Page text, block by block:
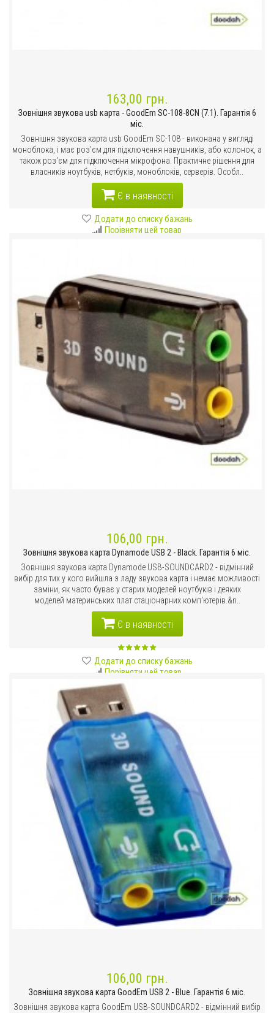
163,00 грн.
Зовнішня звукова usb карта - GoodEm SC-108-8CN (7.1). Гарантія 6
міс.
Зовнішня звукова карта usb GoodEm SC-108 - виконана у вигляді
моноблока, і має роз'єм для підключення навушників, або колонок, а
також роз'єм для підключення мікрофона. Практичне рішення для
власників ноутбуків, нетбуків, моноблоків, серверів. Особл..
Є в наявності
Додати до списку бажань
Порівняти цей товар
106,00 грн.
Зовнішня звукова карта Dynamode USB 2 - Black. Гарантія 6 міс.
Зовнішня звукова карта Dynamode USB-SOUNDCARD2 - відмінний
вибір для тих у кого вийшла з ладу звукова карта і немає можливості
заміни, як часто буває у старих моделей ноутбуків і деяких
моделей материнських плат стаціонарних комп'ютерів.&n..
Є в наявності
Додати до списку бажань
Порівняти цей товар
106,00 грн.
Зовнішня звукова карта GoodEm USB 2 - Blue. Гарантія 6 міс.
Зовнішня звукова карта GoodEm USB-SOUNDCARD2 - відмінний вибір